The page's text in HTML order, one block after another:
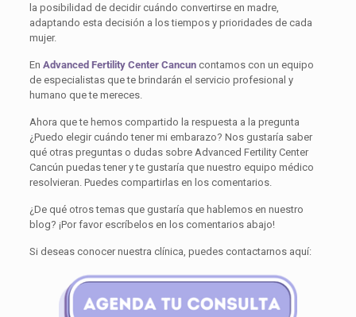
la posibilidad de decidir cuándo convertirse en madre,
adaptando esta decisión a los tiempos y prioridades de cada
mujer.
En Advanced Fertility Center Cancuncontamos con un equipo
de especialistas que te brindarán el servicio profesional y
humano que te mereces.
Ahora que te hemos compartido la respuesta a la pregunta
¿Puedo elegir cuándo tener mi embarazo? Nos gustaría saber
qué otras preguntas o dudas sobre Advanced Fertility Center
Cancún puedas tener y te gustaría que nuestro equipo médico
resolvieran. Puedes compartirlas en los comentarios.
¿De qué otros temas que gustaría que hablemos en nuestro
blog? ¡Por favor escríbelos en los comentarios abajo!
Si deseas conocer nuestra clínica, puedes contactarnos aquí: